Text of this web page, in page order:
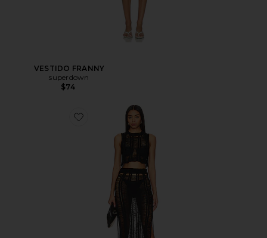
VESTIDO FRANNY
superdown
$74